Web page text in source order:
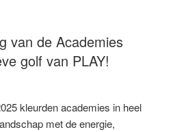
van de Academies
golf van PLAY!
kleurden academies in heel
met de energie,